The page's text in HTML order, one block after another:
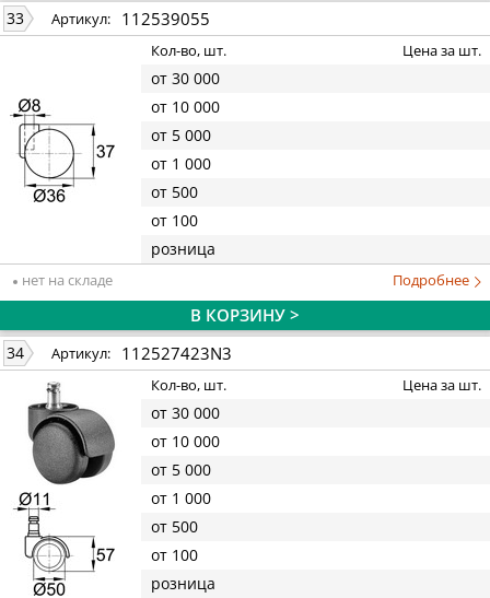
33 Артикул: 112539055
Кол-во, шт. Цена за шт.
от 30 000
от 10 000
от 5 000
от 1 000
от 500
от 100
розница
нет на складе Подробнее
В КОРЗИНУ >
34 Артикул: 112527423N3
Кол-во, шт. Цена за шт.
от 30 000
от 10 000
от 5 000
от 1 000
от 500
от 100
розница